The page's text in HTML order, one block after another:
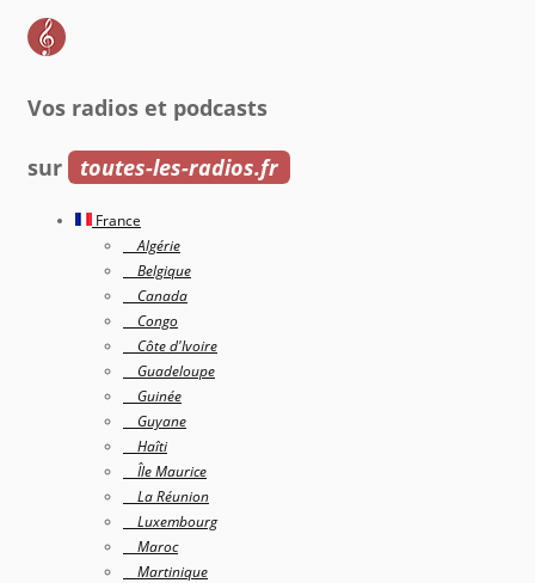
Vos radios et podcasts
sur toutes-les-radios.fr
France
Algérie
Belgique
Canada
Congo
Côte d'Ivoire
Guadeloupe
Guinée
Guyane
Haîti
Île Maurice
La Réunion
Luxembourg
Maroc
Martinique